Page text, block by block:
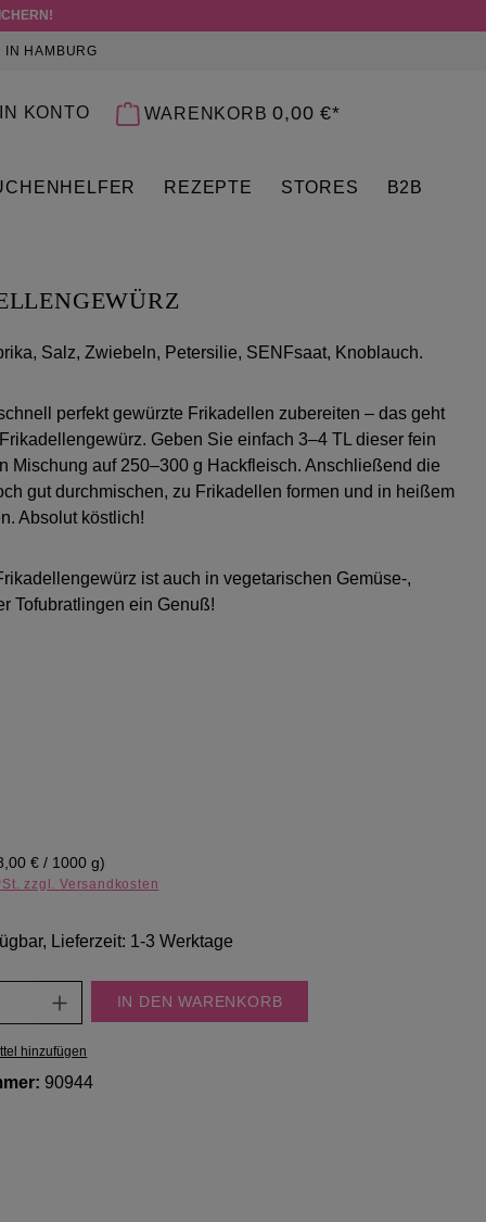
IN HAMBURG
PRODUKTE AUF DEM MERKZETTEL
KONTO WARENKORB 0,00 €*
REZEPTE STORES B2B
Salz, Zwiebeln, Petersilie, SENFsaat, Knoblauch.
perfekt gewürzte Frikadellen zubereiten – das geht
Geben Sie einfach 3–4 TL dieser fein
Mischung auf 250–300 g Hackfleisch. Anschließend die
gut durchmischen, zu Frikadellen formen und in heißem
Absolut köstlich!
ist auch in vegetarischen Gemüse-,
Tofubratlingen ein Genuß!
€ / 1000 g)
zzgl. Versandkosten
Lieferzeit: 1-3 Werktage
Anzahl: Gib den gewünschten Wert ein
IN DEN WARENKORB
hinzufügen
90944